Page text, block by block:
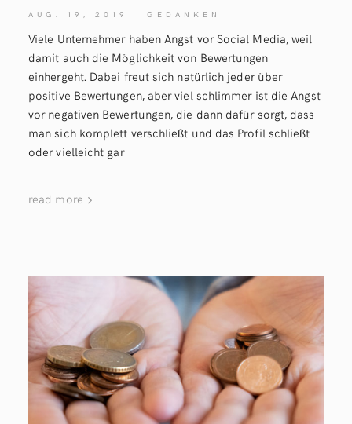
AUG. 19, 2019 GEDANKEN
Viele Unternehmer haben Angst vor Social Media, weil
damit auch die Möglichkeit von Bewertungen
einhergeht. Dabei freut sich natürlich jeder über
positive Bewertungen, aber viel schlimmer ist die Angst
vor negativen Bewertungen, die dann dafür sorgt, dass
man sich komplett verschließt und das Profil schließt
oder vielleicht gar
read more